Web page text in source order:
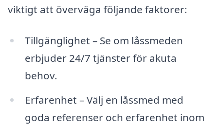
viktigt att överväga följande faktorer:
Tillgänglighet – Se om låssmeden
erbjuder 24/7 tjänster för akuta
behov.
Erfarenhet – Välj en låssmed med
goda referenser och erfarenhet inom